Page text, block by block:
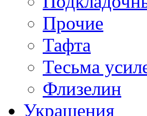
Прочие
Тафта
Тесьма
Флизелин
Украшения